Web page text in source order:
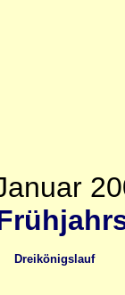
Dreikönigslauf